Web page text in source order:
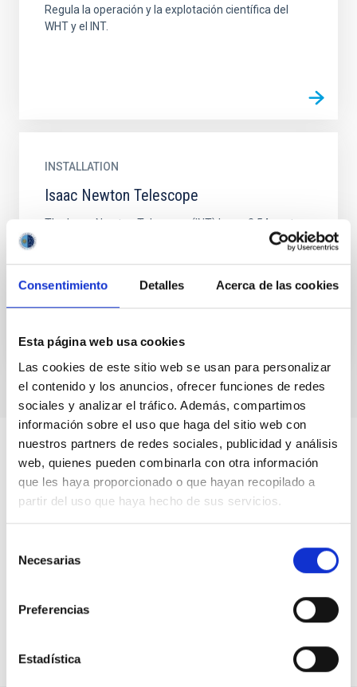
Consentimiento Detalles Acerca de las cookies
Esta página web usa cookies
Las cookies de este sitio web se usan para personalizar
el contenido y los anuncios, ofrecer funciones de redes
sociales y analizar el tráfico. Además, compartimos
información sobre el uso que haga del sitio web con
nuestros partners de redes sociales, publicidad y análisis
web, quienes pueden combinarla con otra información
que les haya proporcionado o que hayan recopilado a
partir del uso que haya hecho de sus servicios.
Necesarias
Preferencias
Estadística
Regula la operación y la explotación científica del
WHT y el INT.
INSTALLATION
Isaac Newton Telescope
The Isaac Newton Telescope (INT) has a 2.54-metre
primary mirror with a focal ratio of f/2.94. It uses a